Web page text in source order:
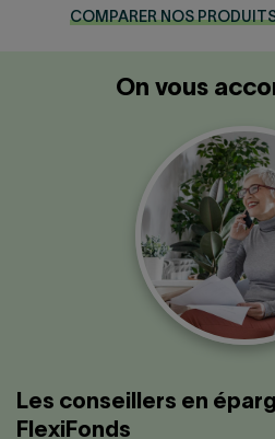
COMPARER NOS
On vous
Les conseillers en
FlexiFonds